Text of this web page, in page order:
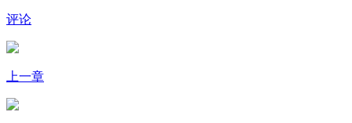
评论
上一章